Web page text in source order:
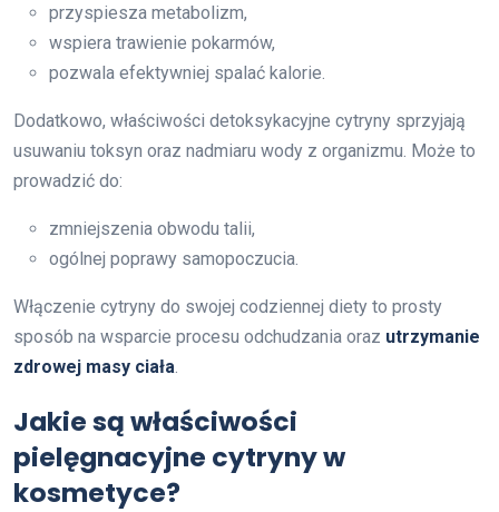
przyspiesza metabolizm,
wspiera trawienie pokarmów,
pozwala efektywniej spalać kalorie.
Dodatkowo, właściwości detoksykacyjne cytryny sprzyjają
usuwaniu toksyn oraz nadmiaru wody z organizmu. Może to
prowadzić do:
zmniejszenia obwodu talii,
ogólnej poprawy samopoczucia.
Włączenie cytryny do swojej codziennej diety to prosty
sposób na wsparcie procesu odchudzania oraz utrzymanie
zdrowej masy ciała
Jakie są właściwości
pielęgnacyjne cytryny w
kosmetyce?